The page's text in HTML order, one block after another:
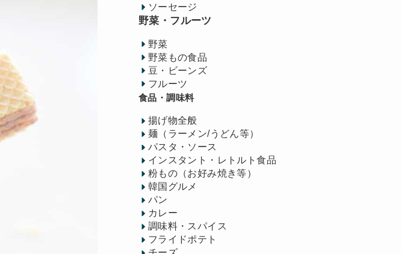
ソーセージ
野菜・フルーツ
野菜
野菜もの食品
豆・ビーンズ
フルーツ
食品・調味料
揚げ物全般
麺（ラーメン/うどん等）
パスタ・ソース
インスタント・レトルト食品
粉もの（お好み焼き等）
韓国グルメ
パン
カレー
調味料・スパイス
フライドポテト